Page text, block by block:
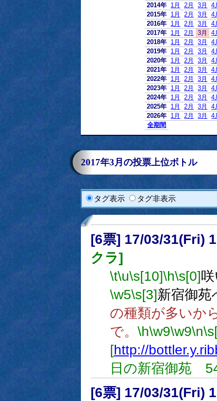
2014年 1月 2月 3月
4
2015年 1月 2月 3月
4
2016年 1月 2月 3月
4
2017年 1月 2月 3月
4
2018年 1月 2月 3月
4
2019年 1月 2月 3月
4
2020年 1月 2月 3月
4
2021年 1月 2月 3月
4
2022年 1月 2月 3月
4
2023年 1月 2月 3月
4
2024年 1月 2月 3月
4
2025年 1月 2月 3月
4
2026年 1月 2月 3月
4
全期間
2017年3月の投票上位ボトル
タグ表示 タグ非表示
[6票] 17/03/31(Fri)
クラ]
\t\u\s[10]\h\s[0]
\w5\s[3]新宿御苑
の種類が多いか
で。 \h\w9\w9\n
[http://
日の新宿御苑
[6票] 17/03/31(Fri)